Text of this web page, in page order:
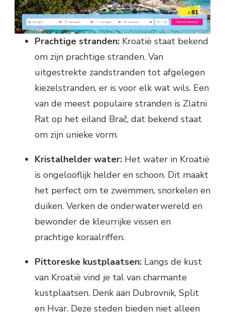
Prachtige stranden: Kroatië staat bekend
om zijn prachtige stranden. Van
uitgestrekte zandstranden tot afgelegen
kiezelstranden, er is voor elk wat wils. Een
van de meest populaire stranden is Zlatni
Rat op het eiland Brač, dat bekend staat
om zijn unieke vorm.
Kristalhelder water: Het water in Kroatië
is ongelooflijk helder en schoon. Dit maakt
het perfect om te zwemmen, snorkelen en
duiken. Verken de onderwaterwereld en
bewonder de kleurrijke vissen en
prachtige koraalriffen.
Pittoreske kustplaatsen: Langs de kust
van Kroatië vind je tal van charmante
kustplaatsen. Denk aan Dubrovnik, Split
en Hvar. Deze steden bieden niet alleen